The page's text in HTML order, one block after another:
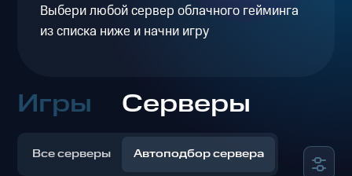
Выбери любой сервер облачного гейминга
из списка ниже и начни игру
Игры Серверы
Все серверы Автоподбор сервера